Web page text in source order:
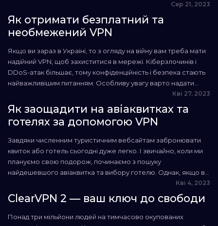
використовують сервіс VPN, популярні платформи
запровадили функції виявлення. Хороша новина полягає в
тому, що ви можете обійти їх, якщо знати, як...
Сер 21, 2023
Як отримати безплатний та
необмежений VPN
Якщо ви зараз в Україні, то з огляду на війну вам треба мати
надійний VPN, щоб захиститися в мережі. Кіберзлочинів і
DDoS-атак більшає, тому конфіденційність і безпека стають
найважливішим питанням. Особливу увагу варто надати
безпечним операціям з коштами. Однак важко знайти
українського VPN-провайдера, що надасть надійне
шифрування, додаткові функції безпеки й прозору політику
без реєстрації,...
Кві 27, 2023
Як заощадити на авіаквитках та
готелях за допомогою VPN
Завдяки численним туристичним вебсайтам забронювати
квиток або готель сьогодні дуже легко. І звичайно, коли ми
плануємо свою подорож, починаємо з пошуку
найдешевшого авіаквитка та вибору готелю. Однак, якщо ви
не використовуєте віртуальну приватну мережу (VPN) під
час бронювання онлайн, ви не тільки наражаєте себе на
небезпеку, але й також несвідомо підвищуєте ціни. Отже,
тарифи на...
Кві 4, 2023
ClearVPN 2 — ваш ключ до свободи
Понад три мільйони людей на тимчасово окупованих